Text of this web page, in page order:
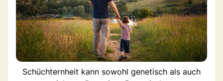
Schüchternheit kann sowohl genetisch als auch